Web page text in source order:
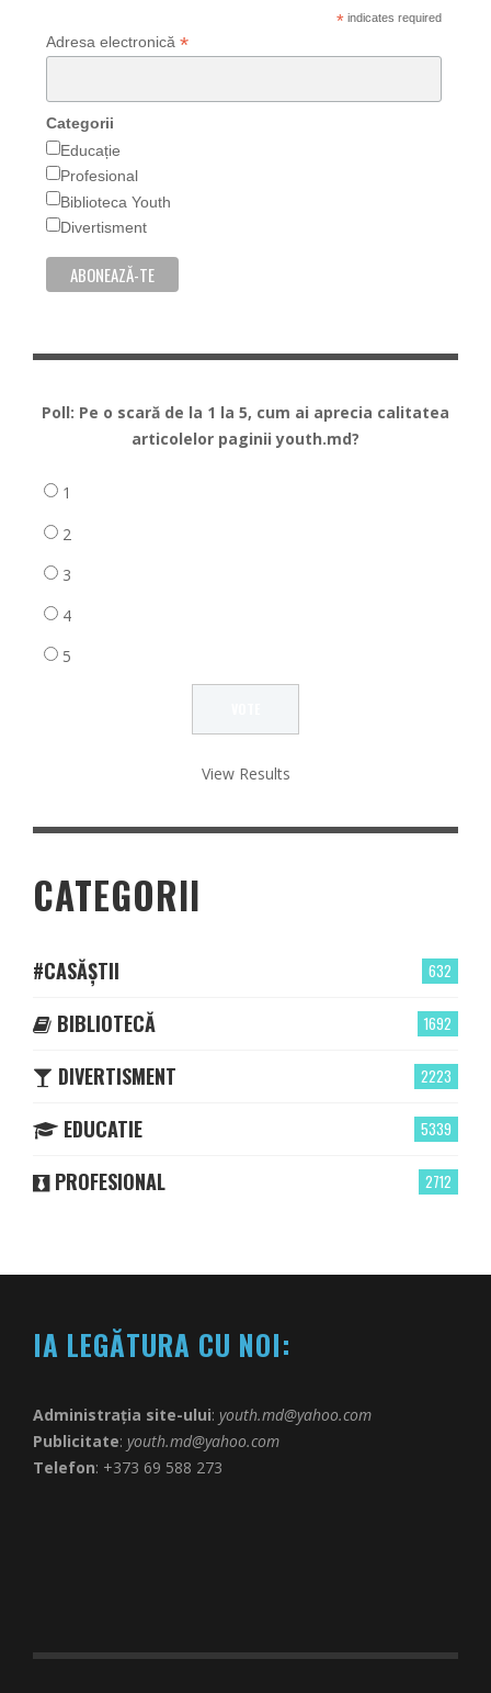
*indicates required
Adresa electronică *
Categorii
Educație
Profesional
Biblioteca Youth
Divertisment
Poll: Pe o scară de la 1 la 5, cum ai aprecia calitatea
articolelor paginii youth.md?
1
2
3
4
5
View Results
CATEGORII
632
#CASĂȘTII
1692
BIBLIOTECĂ
2223
DIVERTISMENT
5339
EDUCATIE
2712
PROFESIONAL
IA LEGĂTURA CU NOI:
Administrația site-ului: youth.md@yahoo.com
Publicitate: youth.md@yahoo.com
Telefon: +373 69 588 273